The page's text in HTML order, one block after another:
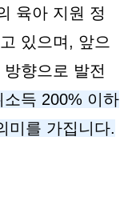
육아 지원 정
있으며, 앞으
향으로 발전
소득 200% 이하
미를 가집니다.